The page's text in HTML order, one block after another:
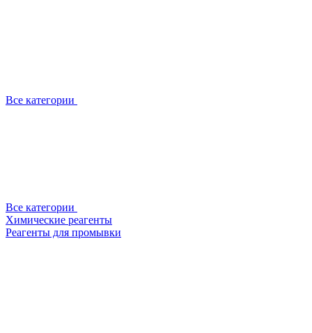
Все категории
Все категории
Химические реагенты
Реагенты для промывки